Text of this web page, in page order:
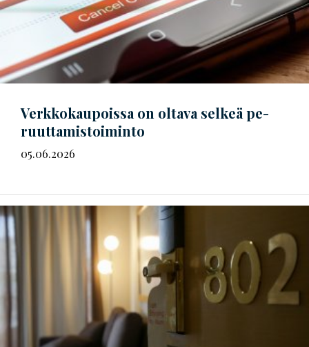
Verkkokaupoissa on oltava selkeä pe­
ruut­ta­mis­toi­min­to
05.06.2026